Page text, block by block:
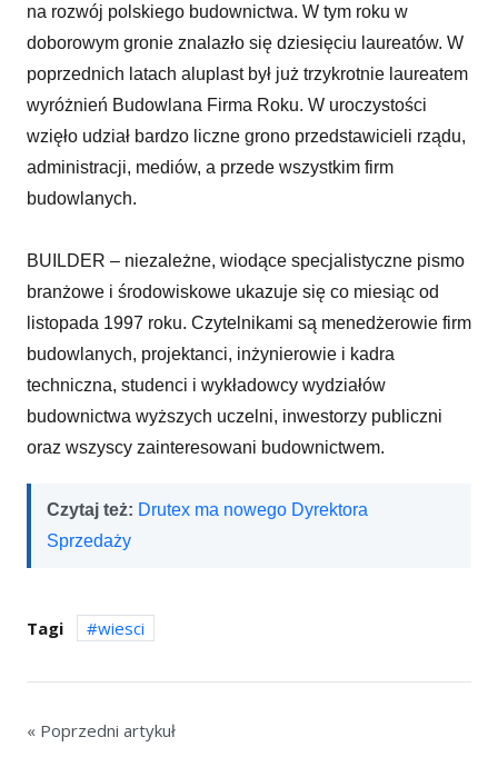
na rozwój polskiego budownictwa. W tym roku w
doborowym gronie znalazło się dziesięciu laureatów. W
poprzednich latach aluplast był już trzykrotnie laureatem
wyróżnień Budowlana Firma Roku. W uroczystości
wzięło udział bardzo liczne grono przedstawicieli rządu,
administracji, mediów, a przede wszystkim firm
budowlanych.
BUILDER – niezależne, wiodące specjalistyczne pismo
branżowe i środowiskowe ukazuje się co miesiąc od
listopada 1997 roku. Czytelnikami są menedżerowie firm
budowlanych, projektanci, inżynierowie i kadra
techniczna, studenci i wykładowcy wydziałów
budownictwa wyższych uczelni, inwestorzy publiczni
oraz wszyscy zainteresowani budownictwem.
Czytaj też: Drutex ma nowego Dyrektora
Sprzedaży
Tagi wiesci
« Poprzedni artykuł